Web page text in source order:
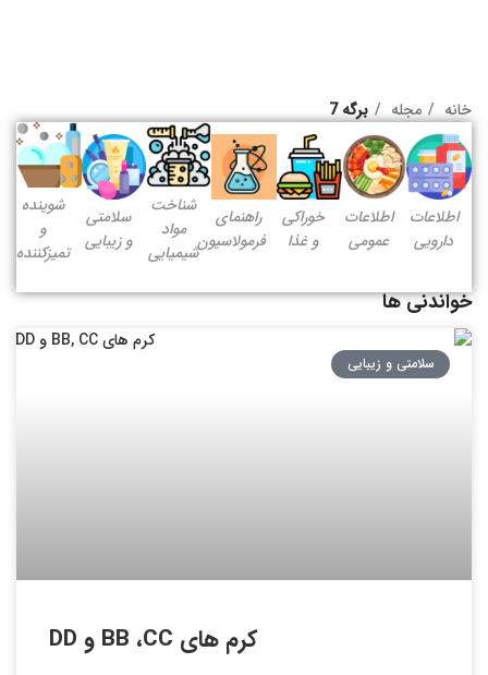
خانه مجله برگه 7
اطلاعات
دارویی
اطلاعات
عمومی
خوراکی
و غذا
راهنمای
فرمولاسیون
شناخت
مواد
شیمیایی
سلامتی
و زیبایی
شوینده
و
تمیزکننده
خواندنی ها
سلامتی و زیبایی
کرم های BB ،CC و DD